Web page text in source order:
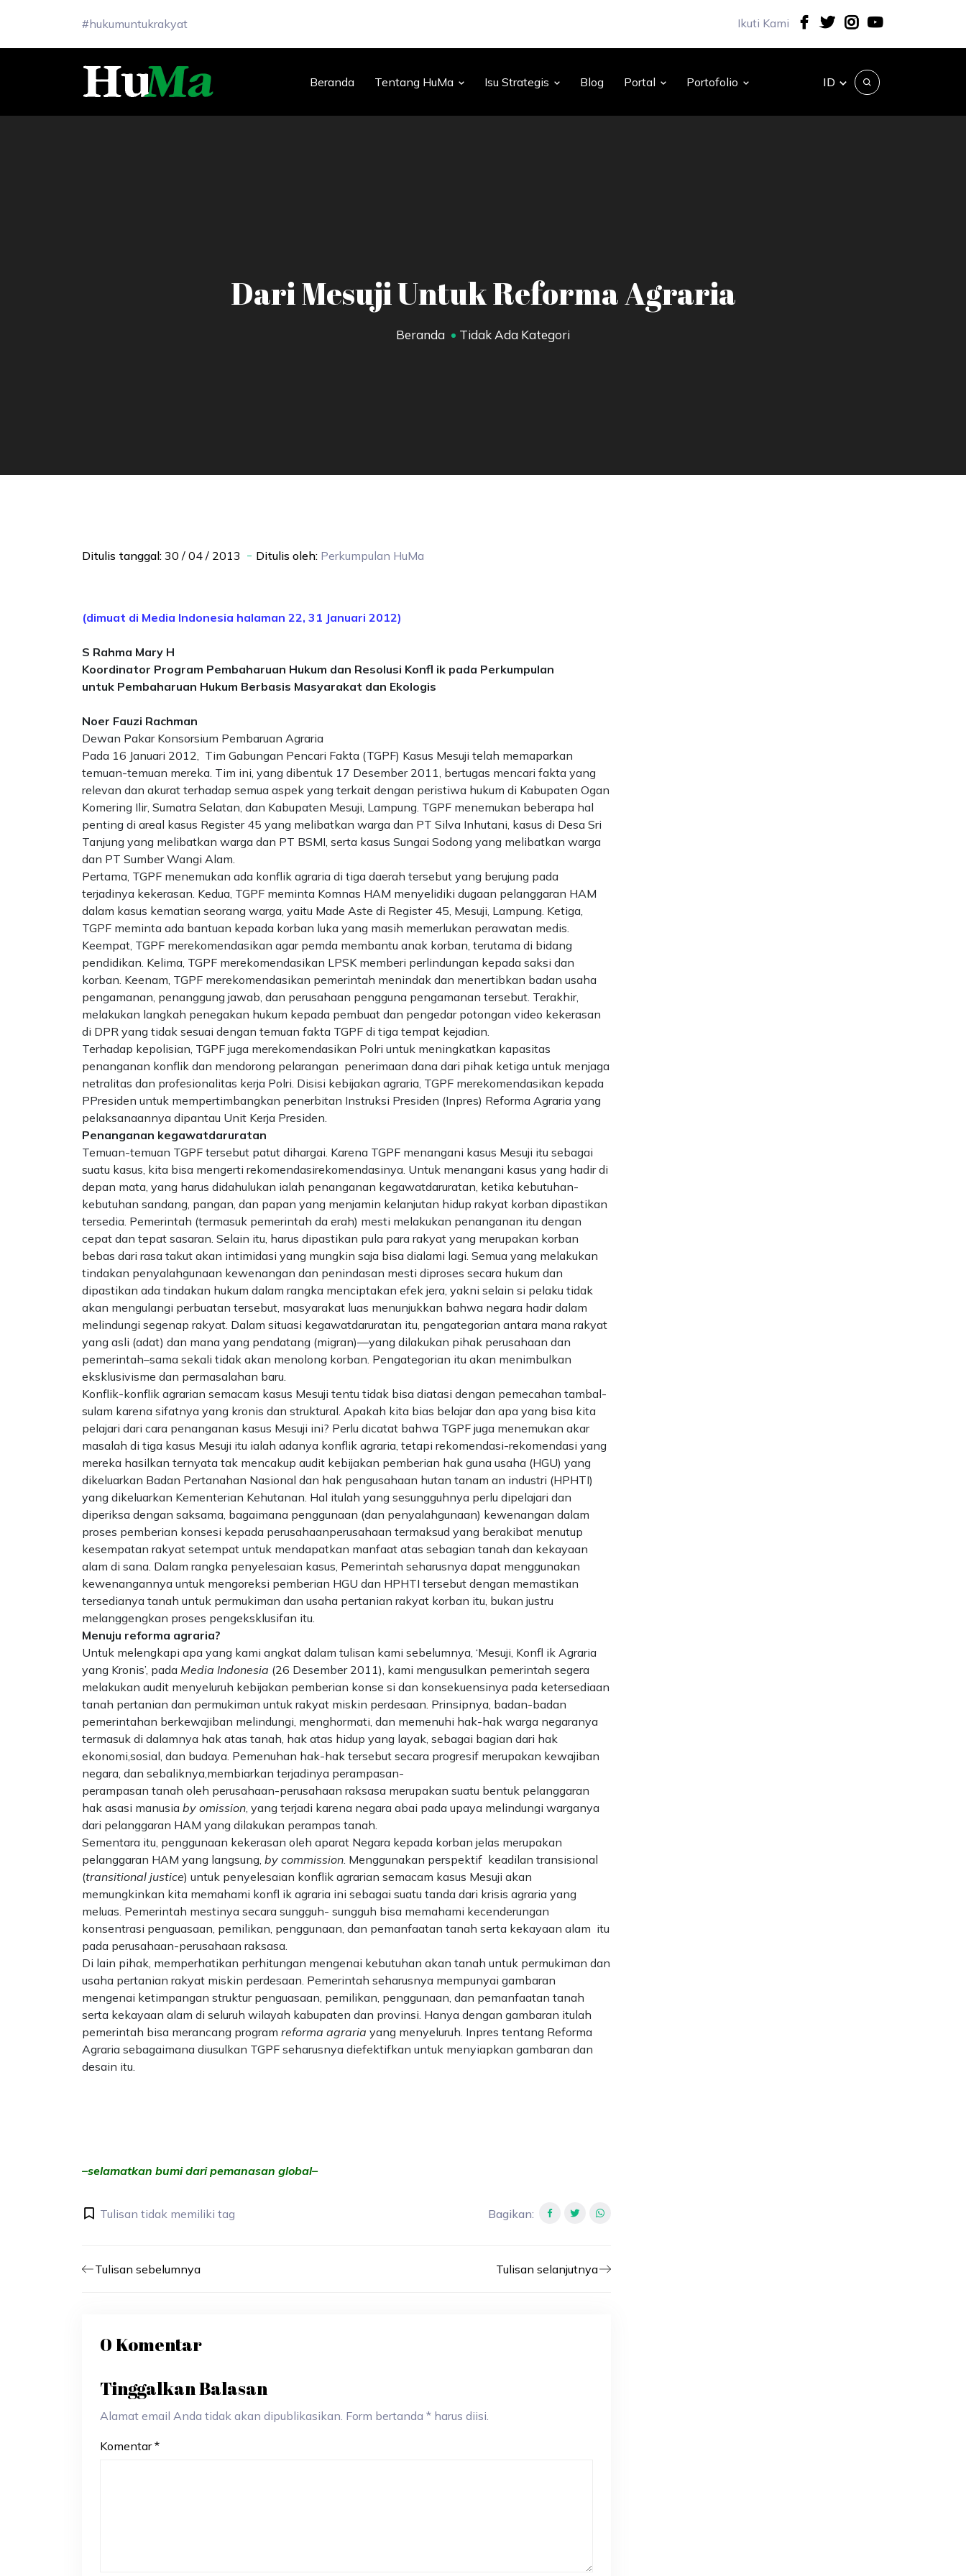
#hukumuntukrakyat Ikuti Kami
Beranda Tentang HuMa Isu Strategis Blog Portal Portofolio ID
Dari Mesuji Untuk Reforma Agraria
Beranda Tidak Ada Kategori
Ditulis tanggal: 30 / 04 / 2013 Ditulis oleh: Perkumpulan HuMa
(dimuat di Media Indonesia halaman 22, 31 Januari 2012)
S Rahma Mary H
Koordinator Program Pembaharuan Hukum dan Resolusi Konfl ik pada Perkumpulan
untuk Pembaharuan Hukum Berbasis Masyarakat dan Ekologis
Noer Fauzi Rachman
Dewan Pakar Konsorsium Pembaruan Agraria
Pada 16 Januari 2012, Tim Gabungan Pencari Fakta (TGPF) Kasus Mesuji telah memaparkan
temuan-temuan mereka. Tim ini, yang dibentuk 17 Desember 2011, bertugas mencari fakta yang
relevan dan akurat terhadap semua aspek yang terkait dengan peristiwa hukum di Kabupaten Ogan
Komering Ilir, Sumatra Selatan, dan Kabupaten Mesuji, Lampung. TGPF menemukan beberapa hal
penting di areal kasus Register 45 yang melibatkan warga dan PT Silva Inhutani, kasus di Desa Sri
Tanjung yang melibatkan warga dan PT BSMI, serta kasus Sungai Sodong yang melibatkan warga
dan PT Sumber Wangi Alam.
Pertama, TGPF menemukan ada konflik agraria di tiga daerah tersebut yang berujung pada
terjadinya kekerasan. Kedua, TGPF meminta Komnas HAM menyelidiki dugaan pelanggaran HAM
dalam kasus kematian seorang warga, yaitu Made Aste di Register 45, Mesuji, Lampung. Ketiga,
TGPF meminta ada bantuan kepada korban luka yang masih memerlukan perawatan medis.
Keempat, TGPF merekomendasikan agar pemda membantu anak korban, terutama di bidang
pendidikan. Kelima, TGPF merekomendasikan LPSK memberi perlindungan kepada saksi dan
korban. Keenam, TGPF merekomendasikan pemerintah menindak dan menertibkan badan usaha
pengamanan, penanggung jawab, dan perusahaan pengguna pengamanan tersebut. Terakhir,
melakukan langkah penegakan hukum kepada pembuat dan pengedar potongan video kekerasan
di DPR yang tidak sesuai dengan temuan fakta TGPF di tiga tempat kejadian.
Terhadap kepolisian, TGPF juga merekomendasikan Polri untuk meningkatkan kapasitas
penanganan konﬂik dan mendorong pelarangan penerimaan dana dari pihak ketiga untuk menjaga
netralitas dan profesionalitas kerja Polri. Disisi kebijakan agraria, TGPF merekomendasikan kepada
PPresiden untuk mempertimbangkan penerbitan Instruksi Presiden (Inpres) Reforma Agraria yang
pelaksanaannya dipantau Unit Kerja Presiden.
Penanganan kegawatdaruratan
Temuan-temuan TGPF tersebut patut dihargai. Karena TGPF menangani kasus Mesuji itu sebagai
suatu kasus, kita bisa mengerti rekomendasirekomendasinya. Untuk menangani kasus yang hadir di
depan mata, yang harus didahulukan ialah penanganan kegawatdaruratan, ketika kebutuhan-
kebutuhan sandang, pangan, dan papan yang menjamin kelanjutan hidup rakyat korban dipastikan
tersedia. Pemerintah (termasuk pemerintah da erah) mesti melakukan penanganan itu dengan
cepat dan tepat sasaran. Selain itu, harus dipastikan pula para rakyat yang merupakan korban
bebas dari rasa takut akan intimidasi yang mungkin saja bisa dialami lagi. Semua yang melakukan
tindakan penyalahgunaan kewenangan dan penindasan mesti diproses secara hukum dan
dipastikan ada tindakan hukum dalam rangka menciptakan efek jera, yakni selain si pelaku tidak
akan mengulangi perbuatan tersebut, masyarakat luas menunjukkan bahwa negara hadir dalam
melindungi segenap rakyat. Dalam situasi kegawatdaruratan itu, pengategorian antara mana rakyat
yang asli (adat) dan mana yang pendatang (migran)—yang dilakukan pihak perusahaan dan
pemerintah–sama sekali tidak akan menolong korban. Pengategorian itu akan menimbulkan
eksklusivisme dan permasalahan baru.
Konflik-konflik agrarian semacam kasus Mesuji tentu tidak bisa diatasi dengan pemecahan tambal-
sulam karena sifatnya yang kronis dan struktural. Apakah kita bias belajar dan apa yang bisa kita
pelajari dari cara penanganan kasus Mesuji ini? Perlu dicatat bahwa TGPF juga menemukan akar
masalah di tiga kasus Mesuji itu ialah adanya konflik agraria, tetapi rekomendasi-rekomendasi yang
mereka hasilkan ternyata tak mencakup audit kebijakan pemberian hak guna usaha (HGU) yang
dikeluarkan Badan Pertanahan Nasional dan hak pengusahaan hutan tanam an industri (HPHTI)
yang dikeluarkan Kementerian Kehutanan. Hal itulah yang sesungguhnya perlu dipelajari dan
diperiksa dengan saksama, bagaimana penggunaan (dan penyalahgunaan) kewenangan dalam
proses pemberian konsesi kepada perusahaanperusahaan termaksud yang berakibat menutup
kesempatan rakyat setempat untuk mendapatkan manfaat atas sebagian tanah dan kekayaan
alam di sana. Dalam rangka penyelesaian kasus, Pemerintah seharusnya dapat menggunakan
kewenangannya untuk mengoreksi pemberian HGU dan HPHTI tersebut dengan memastikan
tersedianya tanah untuk permukiman dan usaha pertanian rakyat korban itu, bukan justru
melanggengkan proses pengeksklusifan itu.
Menuju reforma agraria?
Untuk melengkapi apa yang kami angkat dalam tulisan kami sebelumnya, ‘Mesuji, Konfl ik Agraria
yang Kronis’, pada Media Indonesia (26 Desember 2011), kami mengusulkan pemerintah segera
melakukan audit menyeluruh kebijakan pemberian konse si dan konsekuensinya pada ketersediaan
tanah pertanian dan permukiman untuk rakyat miskin perdesaan. Prinsipnya, badan-badan
pemerintahan berkewajiban melindungi, menghormati, dan memenuhi hak-hak warga negaranya
termasuk di dalamnya hak atas tanah, hak atas hidup yang layak, sebagai bagian dari hak
ekonomi,sosial, dan budaya. Pemenuhan hak-hak tersebut secara progresif merupakan kewajiban
negara, dan sebaliknya,membiarkan terjadinya perampasan-
perampasan tanah oleh perusahaan-perusahaan raksasa merupakan suatu bentuk pelanggaran
hak asasi manusia by omission, yang terjadi karena negara abai pada upaya melindungi warganya
dari pelanggaran HAM yang dilakukan perampas tanah.
Sementara itu, penggunaan kekerasan oleh aparat Negara kepada korban jelas merupakan
pelanggaran HAM yang langsung, by commission. Menggunakan perspektif keadilan transisional
(transitional justice) untuk penyelesaian konflik agrarian semacam kasus Mesuji akan
memungkinkan kita memahami konfl ik agraria ini sebagai suatu tanda dari krisis agraria yang
meluas. Pemerintah mestinya secara sungguh- sungguh bisa memahami kecenderungan
konsentrasi penguasaan, pemilikan, penggunaan, dan pemanfaatan tanah serta kekayaan alam itu
pada perusahaan-perusahaan raksasa.
Di lain pihak, memperhatikan perhitungan mengenai kebutuhan akan tanah untuk permukiman dan
usaha pertanian rakyat miskin perdesaan. Pemerintah seharusnya mempunyai gambaran
mengenai ketimpangan struktur penguasaan, pemilikan, penggunaan, dan pemanfaatan tanah
serta kekayaan alam di seluruh wilayah kabupaten dan provinsi. Hanya dengan gambaran itulah
pemerintah bisa merancang program reforma agraria yang menyeluruh. Inpres tentang Reforma
Agraria sebagaimana diusulkan TGPF seharusnya diefektifkan untuk menyiapkan gambaran dan
desain itu.
–selamatkan bumi dari pemanasan global–
Tulisan tidak memiliki tag Bagikan:
Tulisan sebelumnya Tulisan selanjutnya
0 Komentar
Tinggalkan Balasan
Alamat email Anda tidak akan dipublikasikan. Form bertanda * harus diisi.
Komentar *